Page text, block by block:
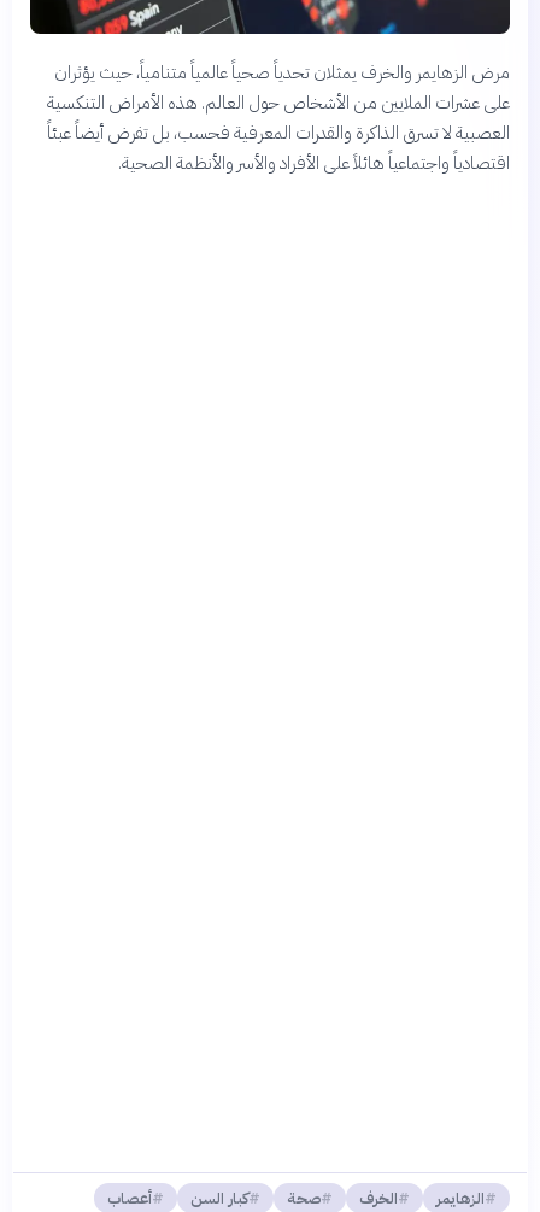
مرض الزهايمر والخرف يمثلان تحدياً صحياً عالمياً متنامياً، حيث يؤثران
على عشرات الملايين من الأشخاص حول العالم. هذه الأمراض التنكسية
العصبية لا تسرق الذاكرة والقدرات المعرفية فحسب، بل تفرض أيضاً عبئاً
اقتصادياً واجتماعياً هائلاً على الأفراد والأسر والأنظمة الصحية.
الزهايمر الخرف صحة كبار السن
أعصاب